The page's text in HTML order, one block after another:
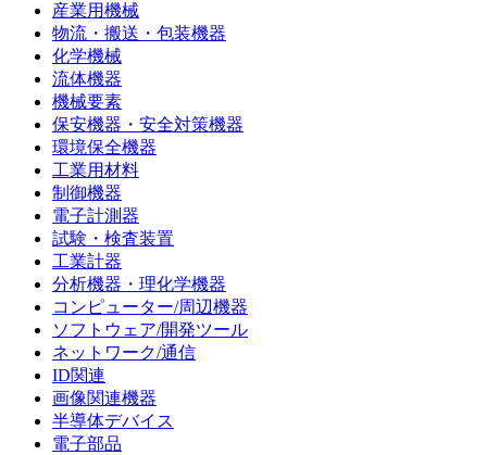
産業用機械
物流・搬送・包装機器
化学機械
流体機器
機械要素
保安機器・安全対策機器
環境保全機器
工業用材料
制御機器
電子計測器
試験・検査装置
工業計器
分析機器・理化学機器
コンピューター/周辺機器
ソフトウェア/開発ツール
ネットワーク/通信
ID関連
画像関連機器
半導体デバイス
電子部品